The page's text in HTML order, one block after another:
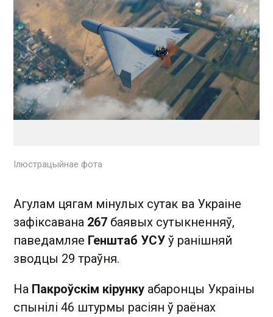
Ілюстрацыйнае фота
Агулам цягам мінулых сутак ва Украіне
зафіксавана 267 баявых сутыкненняў,
паведамляе Генштаб УСУ ў ранішняй
зводцы 29 траўня.
На Пакроўскім кірунку абаронцы Украіны
спынілі 46 штурмы расіян ў раёнах